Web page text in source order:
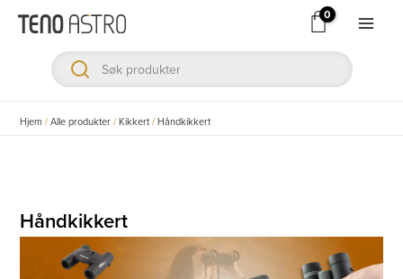
Hopp
innholdet
Hjem /Alle produkter /Kikkert /Håndkikkert
Håndkikkert